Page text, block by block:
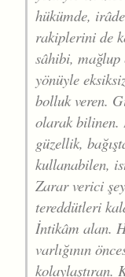
hükümde,
rakiplerini de
sâhibi, mağlup
yönüyle
bolluk veren.
olarak bilinen.
güzellik,
kullanabilen,
Zarar verici
tereddütleri
İntikâm alan.
varlığının
kolaylaştıran.